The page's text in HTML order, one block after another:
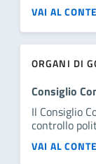
VAI AL
ORGANI DI
Consiglio
Il Consiglio
controllo
VAI AL